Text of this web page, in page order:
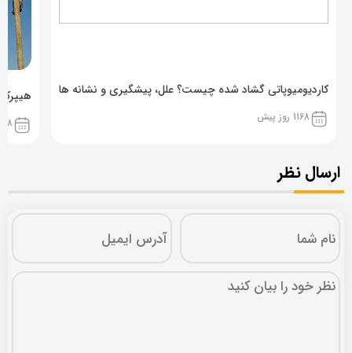
کاردیومیوپاتی گشاد شده چیست؟ علل، پیشگیری و نشانه ها
1168 روز پیش 1168
ارسال نظر